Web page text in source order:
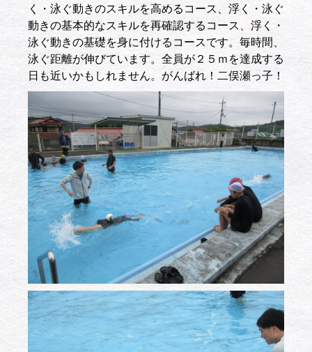
く・泳ぐ動きのスキルを高めるコース、浮く・泳ぐ
動きの基本的なスキルを再確認するコース、浮く・
泳ぐ動きの基礎を身に付けるコースです。毎時間、
泳ぐ距離が伸びています。全員が２５ｍを達成する
日も近いかもしれません。がんばれ！二俣瀬っ子！